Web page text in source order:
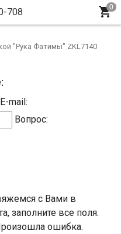
"Рука Фатимы" ZKL7140
E-mail:
Вопрос:
с Вами в
заполните все поля.
ошибка.